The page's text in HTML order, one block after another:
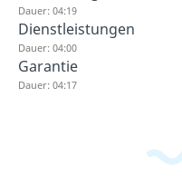
Dauer: 04:19
Dienstleistungen
Dauer: 04:00
Garantie
Dauer: 04:17